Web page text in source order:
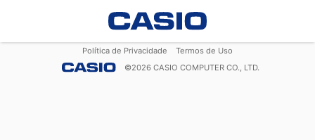
Política de Privacidade
Termos de Uso
©2026 CASIO COMPUTER CO., LTD.